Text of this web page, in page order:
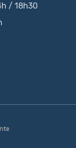
/ 18h30